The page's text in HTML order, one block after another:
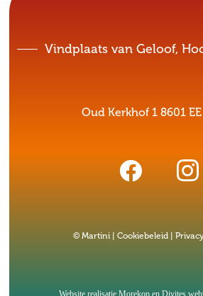
Vindplaats van Geloof,
Oud Kerkhof 1 8601
© Martini | Cookiebeleid